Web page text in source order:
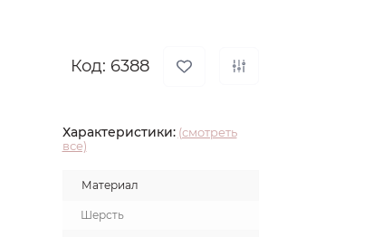
Код: 6388
Характеристики: (смотреть
все)
Материал
Шерсть